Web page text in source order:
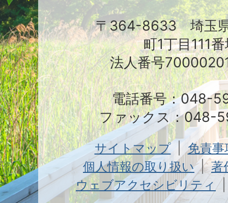
〒364-8633 埼玉
町1丁目111
法人番号
電話番号：048-
ファックス：048-
サイトマップ
免責
個人情報の取り扱い
著
ウェブアクセシビリティ